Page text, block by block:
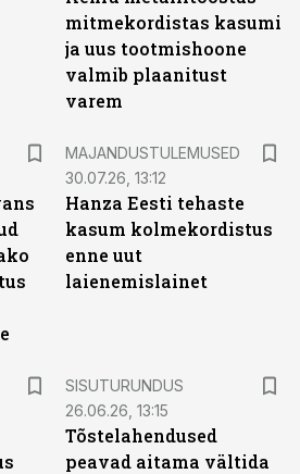
mitmekordistas kasumi
ja uus tootmishoone
valmib plaanitust
varem
MAJANDUSTULEMUSED
30.07.26, 13:12
Hanza Eesti tehaste
kasum kolmekordistus
enne uut
laienemislainet
SISUTURUNDUS
26.06.26, 13:15
Tõstelahendused
peavad aitama vältida